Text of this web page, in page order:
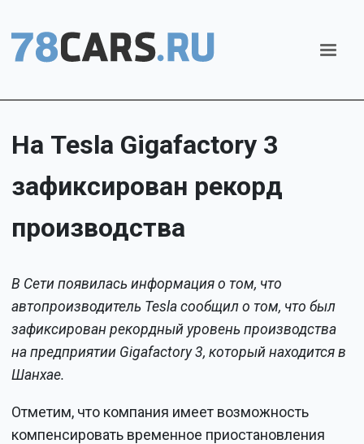
На Tesla Gigafactory 3
зафиксирован рекорд
производства
В Сети появилась информация о том, что
автопроизводитель Tesla сообщил о том, что был
зафиксирован рекордный уровень производства
на предприятии Gigafactory 3, который находится в
Шанхае.
Отметим, что компания имеет возможность
компенсировать временное приостановления